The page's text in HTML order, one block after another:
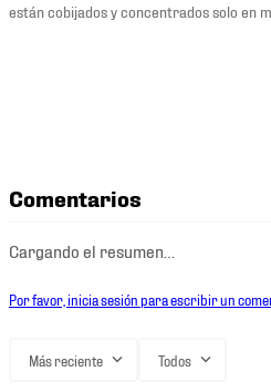
están cobijados y concentrados solo en
Comentarios
Cargando el resumen…
Por favor, inicia sesión para escribir un
Más reciente Todos